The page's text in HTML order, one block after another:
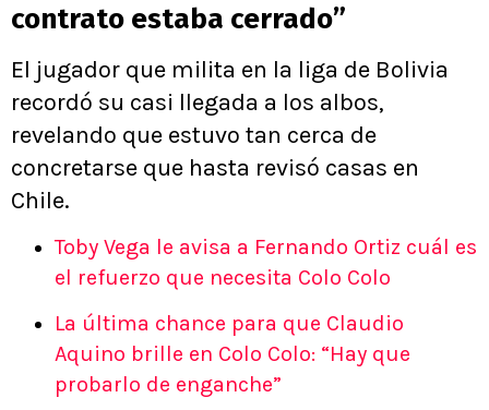
contrato estaba cerrado”
El jugador que milita en la liga de Bolivia
recordó su casi llegada a los albos,
revelando que estuvo tan cerca de
concretarse que hasta revisó casas en
Chile.
Toby Vega le avisa a Fernando Ortiz cuál es
el refuerzo que necesita Colo Colo
La última chance para que Claudio
Aquino brille en Colo Colo: “Hay que
probarlo de enganche”